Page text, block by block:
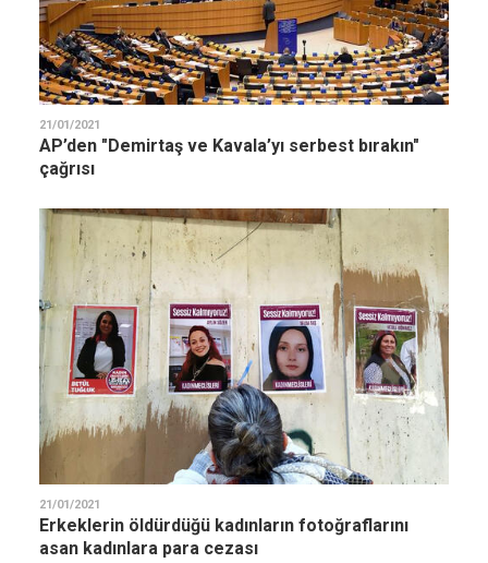
21/01/2021
AP’den "Demirtaş ve Kavala’yı serbest bırakın"
çağrısı
21/01/2021
Erkeklerin öldürdüğü kadınların fotoğraflarını
asan kadınlara para cezası